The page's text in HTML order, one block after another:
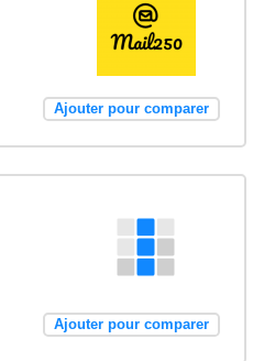
Ajouter pour comparer
Ajouter pour comparer